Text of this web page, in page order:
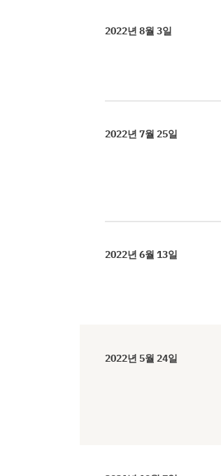
2022년 8월 3일
2022년 7월 25일
2022년 6월 13일
2022년 5월 24일